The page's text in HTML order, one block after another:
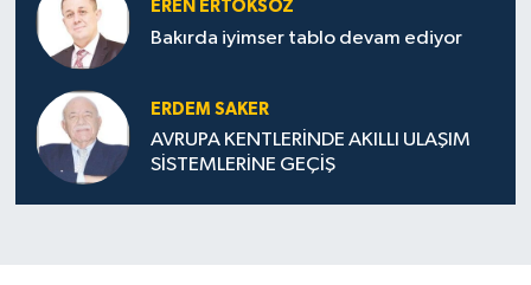
EREN ERTOKSÖZ
Bakırda iyimser tablo devam ediyor
ERDEM SAKER
AVRUPA KENTLERİNDE AKILLI ULAŞIM
SİSTEMLERİNE GEÇİŞ